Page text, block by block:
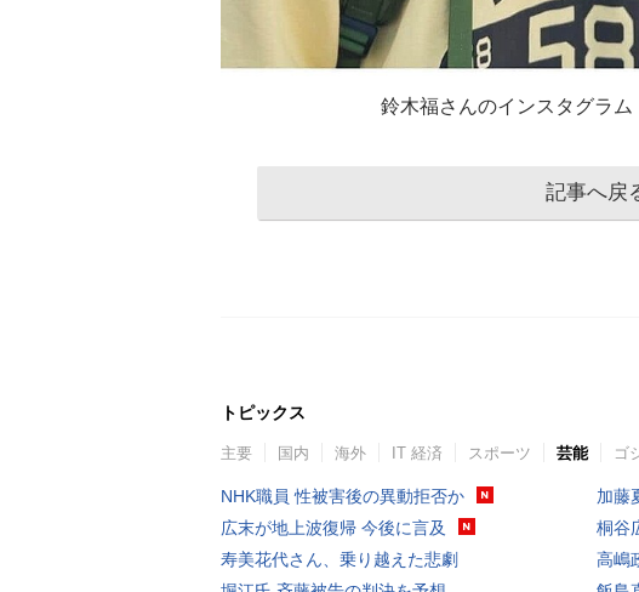
鈴木福さんのインスタグラム
記事へ戻
トピックス
主要 国内 海外 IT 経済 スポーツ 芸能 ゴ
NHK職員 性被害後の異動拒否か
広末が地上波復帰 今後に言及
寿美花代さん、乗り越えた悲劇
加藤
桐谷
高嶋